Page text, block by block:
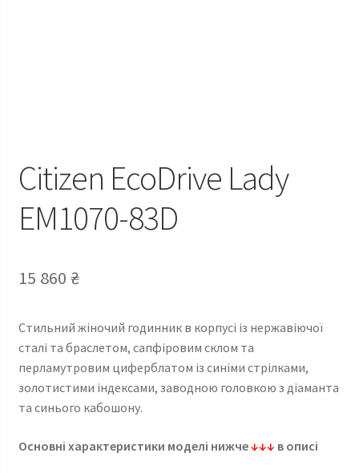
Citizen EcoDrive Lady
EM1070-83D
15 860 ₴
Стильний жіночий годинник в корпусі із нержавіючої
сталі та браслетом, сапфіровим склом та
перламутровим циферблатом із синіми стрілками,
золотистими індексами, заводною головкою з діаманта
та синього кабошону.
Основні характеристики моделі нижче↓↓↓ в описі